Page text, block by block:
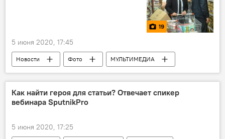
19
5 июня 2020, 17:45
Новости Фото
МУЛЬТИМЕДИА
Новости мира
Азербайджан
Как найти героя для статьи? Отвечает спикер
вебинара SputnikPro
5 июня 2020, 17:25